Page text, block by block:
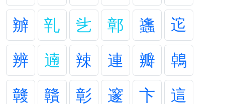
辧
乵 乧 鄣 蠭
迱
辨
遖 辣 連 瓣
鵫
竷
贛 彰 邃 卞
這